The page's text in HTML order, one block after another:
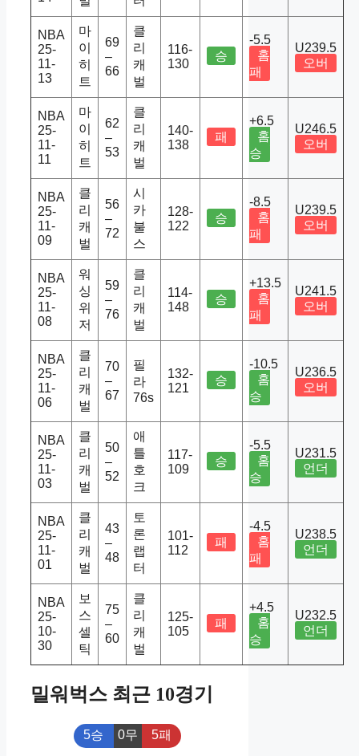
NBA
25-
11-
13
마
이
히
트
69
–
66
클
리
캐
벌
116-
130
승
-5.5
홈
패
U239.5
오버
NBA
25-
11-
11
마
이
히
트
62
–
53
클
리
캐
벌
140-
138
패
+6.5
홈
승
U246.5
오버
NBA
25-
11-
09
클
리
캐
벌
56
–
72
시
카
불
스
128-
122
승
-8.5
홈
패
U239.5
오버
NBA
25-
11-
08
워
싱
위
저
59
–
76
클
리
캐
벌
114-
148
승
+13.5
홈
패
U241.5
오버
NBA
25-
11-
06
클
리
캐
벌
70
–
67
필
라
76s
132-
121
승
-10.5
홈
승
U236.5
오버
NBA
25-
11-
03
클
리
캐
벌
50
–
52
애
틀
호
크
117-
109
승
-5.5
홈
승
U231.5
언더
NBA
25-
11-
01
클
리
캐
벌
43
–
48
토
론
랩
터
101-
112
패
-4.5
홈
패
U238.5
언더
NBA
25-
10-
30
보
스
셀
틱
75
–
60
클
리
캐
벌
125-
105
패
+4.5
홈
승
U232.5
언더
밀워벅스 최근 10경기
5승 0무 5패